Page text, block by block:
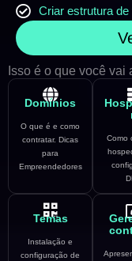
Criar estrutura
Isso é o que você vai
Domínios
O que é e como
contratar. Dicas
para
Empreendedores
Como
Temas
Instalação e
configuração de